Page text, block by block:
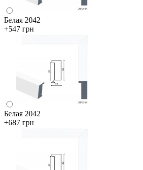
Белая 2042
+547 грн
Белая 2042
+687 грн